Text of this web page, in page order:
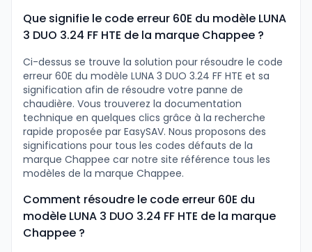
Que signifie le code erreur 60E du modèle LUNA
3 DUO 3.24 FF HTE de la marque Chappee ?
Ci-dessus se trouve la solution pour résoudre le code
erreur 60E du modèle LUNA 3 DUO 3.24 FF HTE et sa
signification afin de résoudre votre panne de
chaudière. Vous trouverez la documentation
technique en quelques clics grâce à la recherche
rapide proposée par EasySAV. Nous proposons des
significations pour tous les codes défauts de la
marque Chappee car notre site référence tous les
modèles de la marque Chappee.
Comment résoudre le code erreur 60E du
modèle LUNA 3 DUO 3.24 FF HTE de la marque
Chappee ?